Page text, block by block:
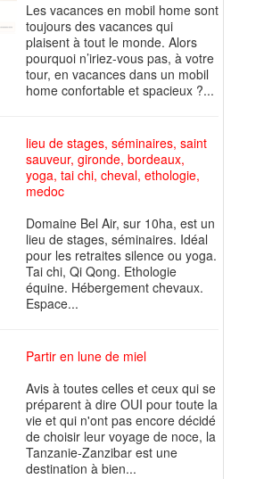
Les vacances en mobil home sont
toujours des vacances qui
plaisent à tout le monde. Alors
pourquoi n’iriez-vous pas, à votre
tour, en vacances dans un mobil
home confortable et spacieux ?...
lieu de stages, séminaires, saint
sauveur, gironde, bordeaux,
yoga, tai chi, cheval, ethologie,
medoc
Domaine Bel Air, sur 10ha, est un
lieu de stages, séminaires. Idéal
pour les retraites silence ou yoga.
Tai chi, Qi Qong. Ethologie
équine. Hébergement chevaux.
Espace...
Partir en lune de miel
Avis à toutes celles et ceux qui se
préparent à dire OUI pour toute la
vie et qui n'ont pas encore décidé
de choisir leur voyage de noce, la
Tanzanie-Zanzibar est une
destination à bien...